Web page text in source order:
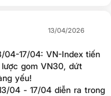
13/04/2026
04-17/04: VN-Index tiến
gom VN30, dứt
yếu!
04 - 17/04 diễn ra trong